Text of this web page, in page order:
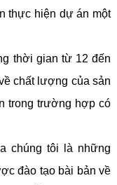
thực hiện dự án một
thời gian từ 12 đến
chất lượng của sản
trong trường hợp có
chúng tôi là những
đào tạo bài bản về